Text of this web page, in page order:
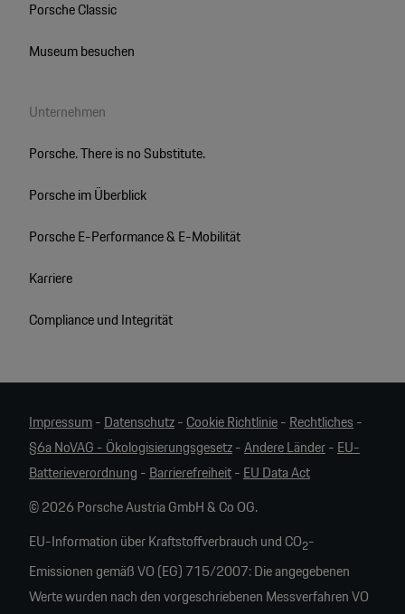
Porsche Classic
Museum besuchen
Unternehmen
Porsche. There is no Substitute.
Porsche im Überblick
Porsche E-Performance & E-Mobilität
Karriere
Compliance und Integrität
Impressum-Datenschutz-Cookie Richtlinie-Rechtliches-
§6a NoVAG - Ökologisierungsgesetz-Andere Länder-EU-
Batterieverordnung -Barrierefreiheit-EU Data Act
© 2026 Porsche Austria GmbH & Co OG.
EU-Information über Kraftstoffverbrauch und CO2-
Emissionen gemäß VO (EG) 715/2007: Die angegebenen
Werte wurden nach den vorgeschriebenen Messverfahren VO